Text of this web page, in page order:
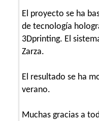
El proyecto se ha
de tecnología
3Dprinting. El
Zarza.
El resultado se ha
verano.
Muchas gracias a